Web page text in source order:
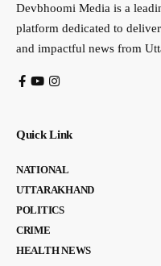
Devbhoomi Media is a
platform dedicated to
and impactful news from
Quick Link
NATIONAL
UTTARAKHAND
POLITICS
CRIME
HEALTH NEWS